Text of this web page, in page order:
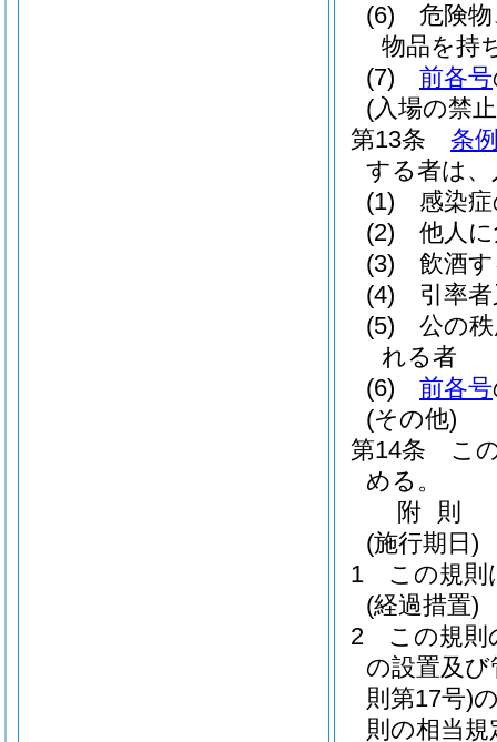
(6)
危険
物品を持
(7)
前各号
(入場の禁
第13条
条
する者は
(1)
感染
(2)
他人
(3)
飲酒
(4)
引率
(5)
公の
れる者
(6)
前各号
(その他)
第14条
こ
める。
附 則
(施行期日)
1
この規則
(経過措置)
2
この規則
の設置及
則第17号)
則の相当